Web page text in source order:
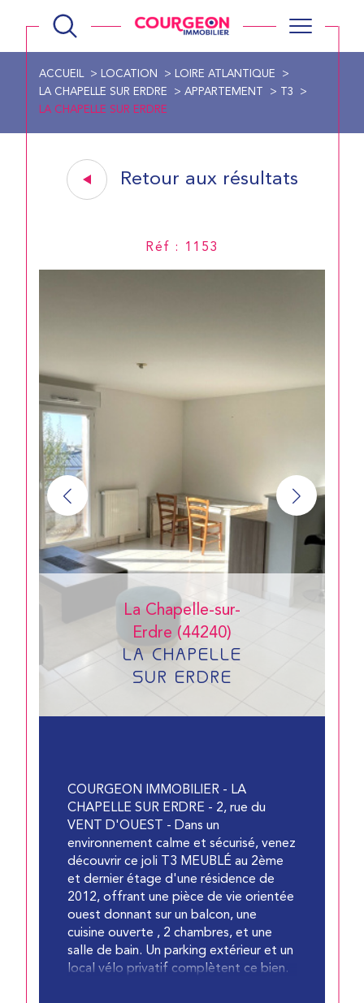
ACCUEIL LOCATION
LOIRE ATLANTIQUE
LA CHAPELLE SUR ERDRE
APPARTEMENT
T3
LA CHAPELLE SUR ERDRE
Retour aux résultats
Réf : 1153
La Chapelle-sur-
Erdre (44240)
LA CHAPELLE
SUR ERDRE
COURGEON IMMOBILIER - LA
CHAPELLE SUR ERDRE - 2, rue du
VENT D'OUEST - Dans un
environnement calme et sécurisé, venez
découvrir ce joli T3 MEUBLÉ au 2ème
et dernier étage d'une résidence de
2012, offrant une pièce de vie orientée
ouest donnant sur un balcon, une
cuisine ouverte , 2 chambres, et une
salle de bain. Un parking extérieur et un
local vélo privatif complètent ce bien.